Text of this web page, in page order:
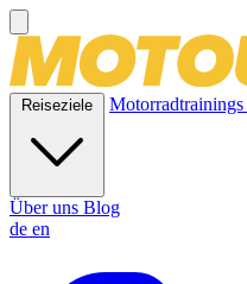
Reiseziele Motorradtrainings
Über uns Blog
de en